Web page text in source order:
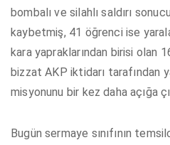
bombalı ve silahlı saldırı
kaybetmiş, 41 öğrenci ise
kara yapraklarından birisi olan
bizzat AKP iktidarı tarafından
misyonunu bir kez daha açığa
Bugün sermaye sınıfının